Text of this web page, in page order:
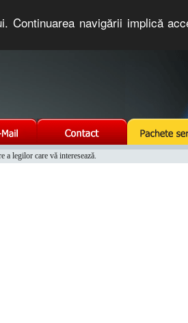
navigării implică
legilor care vă interesează.